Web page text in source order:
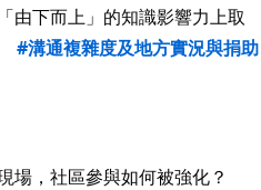
由下而上」的知識影響力上取
#溝通複雜度及地方實況與捐助
場，社區參與如何被強化？